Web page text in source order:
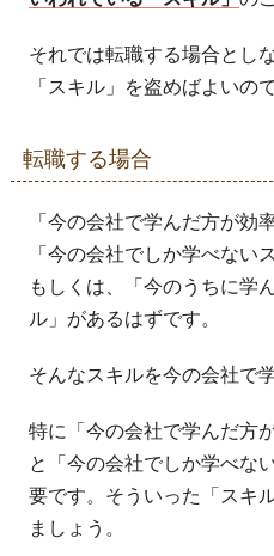
それでは転職する場合とし
「スキル」を盗めばよいの
転職する場合
「今の会社で学んだ方が効
「今の会社でしか学べない
もしくは、「今のうちに学
ル」があるはずです。
そんなスキルを今の会社で
特に「今の会社で学んだ方
と「今の会社でしか学べな
要です。そういった「スキ
ましょう。